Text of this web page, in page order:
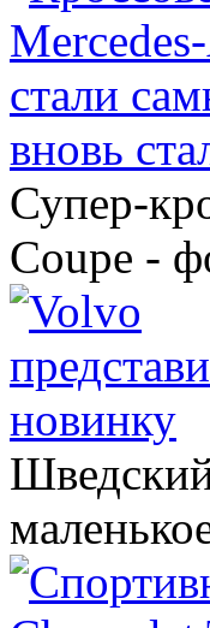
вновь
Супер-
Coupe -